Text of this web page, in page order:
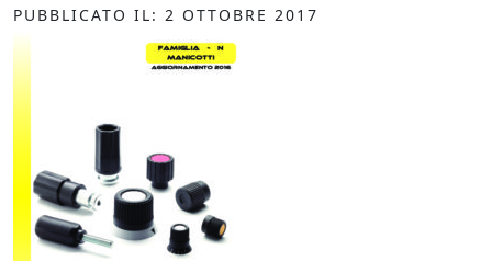
PUBBLICATO IL: 2 OTTOBRE 2017